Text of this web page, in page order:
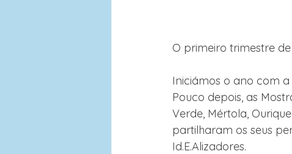
O primeiro trimestre
Iniciámos o ano com a
Pouco depois, as
Verde, Mértola,
partilharam os seus
Id.E.Alizadores.